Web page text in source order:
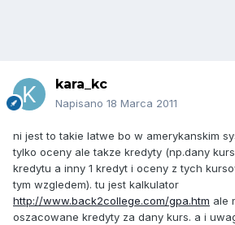
kara_kc
Napisano 18 Marca 2011
ni jest to takie latwe bo w amerykanskim
tylko oceny ale takze kredyty (np.dany
kredytu a inny 1 kredyt i oceny z tych
tym wzgledem). tu jest kalkulator
http://www.back2college.com/gpa.htm ale
oszacowane kredyty za dany kurs. a i